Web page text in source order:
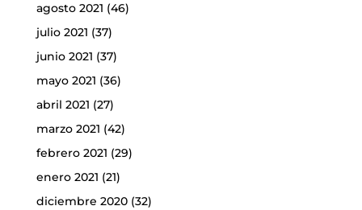
agosto 2021 (46)
julio 2021 (37)
junio 2021 (37)
mayo 2021 (36)
abril 2021 (27)
marzo 2021 (42)
febrero 2021 (29)
enero 2021 (21)
diciembre 2020(32)